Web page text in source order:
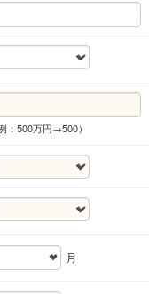
：500万円→500）
月